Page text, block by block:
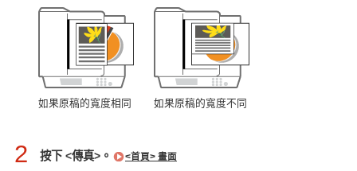
如果原稿的寬度相同 如果原稿的寬度不同
2 按下 <傳真>。 <首頁> 畫面